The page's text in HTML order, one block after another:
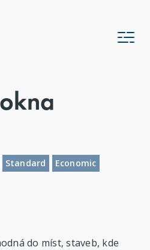
Standard Economic
do míst, staveb, kde